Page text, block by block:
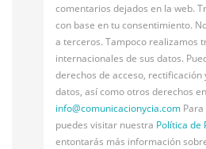
comentarios dejados en la web.
con base en tu consentimiento.
a terceros. Tampoco realizamos
internacionales de sus datos.
derechos de acceso, rectificación
datos, así como otros derechos
info@comunicacionycia.com
puedes visitar nuestra Política de
entontarás más información